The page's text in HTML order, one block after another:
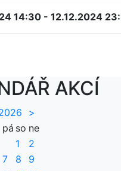
14:30 - 12.12.2024
AKCÍ
>
pá so ne
1
2
7 8
9